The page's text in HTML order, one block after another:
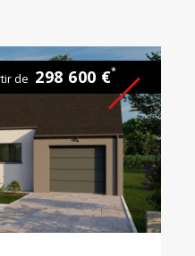
de 298 600 €*